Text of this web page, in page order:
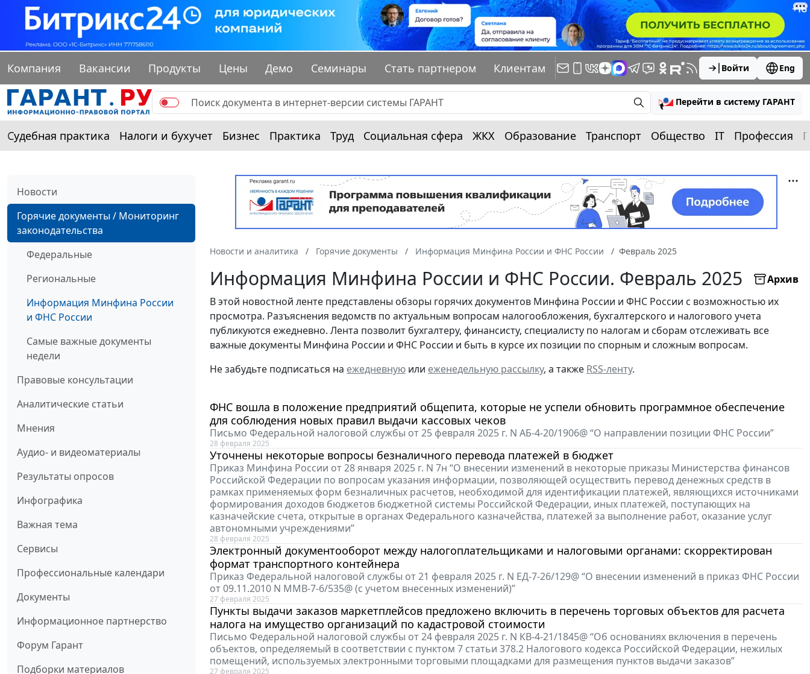
Компания Вакансии Продукты Цены Демо Семинары Стать партнером Клиентам Войти Eng
Перейти в систему ГАРАНТ
Судебная практика Налоги и бухучет Бизнес Практика Труд Социальная сфера ЖКХ Образование Транспорт Общество IT Профессия
Новости
Горячие документы / Мониторинг
законодательства
Федеральные
Региональные
Информация Минфина России
и ФНС России
Самые важные документы
недели
Правовые консультации
Аналитические статьи
Мнения
Аудио- и видеоматериалы
Результаты опросов
Инфографика
Важная тема
Сервисы
Профессиональные календари
Документы
Информационное партнерство
Форум Гарант
Подборки материалов
Новости и аналитика Горячие документы Информация Минфина России и ФНС России Февраль 2025
Информация Минфина России и ФНС России. Февраль 2025
Архив
В этой новостной ленте представлены обзоры горячих документов Минфина России и ФНС России с возможностью их
просмотра. Разъяснения ведомств по актуальным вопросам налогообложения, бухгалтерского и налогового учета
публикуются ежедневно. Лента позволит бухгалтеру, финансисту, специалисту по налогам и сборам отслеживать все
важные документы Минфина России и ФНС России и быть в курсе их позиции по спорным и сложным вопросам.
Не забудьте подписаться на ежедневную или еженедельную рассылку, а также RSS-ленту.
ФНС вошла в положение предприятий общепита, которые не успели обновить программное обеспечение
для соблюдения новых правил выдачи кассовых чеков
Письмо Федеральной налоговой службы от 25 февраля 2025 г. N АБ-4-20/1906@ “О направлении позиции ФНС России”
28 февраля 2025
Уточнены некоторые вопросы безналичного перевода платежей в бюджет
Приказ Минфина России от 28 января 2025 г. N 7н “О внесении изменений в некоторые приказы Министерства финансов
Российской Федерации по вопросам указания информации, позволяющей осуществить перевод денежных средств в
рамках применяемых форм безналичных расчетов, необходимой для идентификации платежей, являющихся источниками
формирования доходов бюджетов бюджетной системы Российской Федерации, иных платежей, поступающих на
казначейские счета, открытые в органах Федерального казначейства, платежей за выполнение работ, оказание услуг
автономными учреждениями”
28 февраля 2025
Электронный документооборот между налогоплательщиками и налоговыми органами: скорректирован
формат транспортного контейнера
Приказ Федеральной налоговой службы от 21 февраля 2025 г. N ЕД-7-26/129@ “О внесении изменений в приказ ФНС России
от 09.11.2010 N ММВ-7-6/535@ (с учетом внесенных изменений)”
27 февраля 2025
Пункты выдачи заказов маркетплейсов предложено включить в перечень торговых объектов для расчета
налога на имущество организаций по кадастровой стоимости
Письмо Федеральной налоговой службы от 24 февраля 2025 г. N КВ-4-21/1845@ “Об основаниях включения в перечень
объектов, определяемый в соответствии с пунктом 7 статьи 378.2 Налогового кодекса Российской Федерации, нежилых
помещений, используемых электронными торговыми площадками для размещения пунктов выдачи заказов”
27 февраля 2025